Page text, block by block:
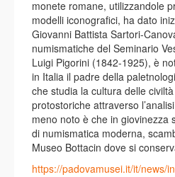
monete romane, utilizzandole
modelli iconografici, ha dato
Giovanni Battista Sartori-
numismatiche del Seminario
Luigi Pigorini (1842-1925), è
in Italia il padre della
che studia la cultura delle
protostoriche attraverso
meno noto è che in giovinezza
di numismatica moderna,
Museo Bottacin dove si
https://padovamusei.it/it/news/